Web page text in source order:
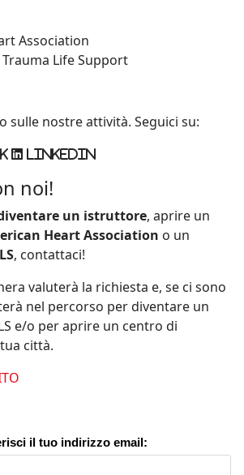
Association
Life Support
sulle nostre attività. Seguici su:
Linkedin
noi!
un istruttore, aprire un
Heart Association o un
, contattaci!
valuterà la richiesta e, se ci sono
nel percorso per diventare un
e/o per aprire un centro di
città.
il tuo indirizzo email: